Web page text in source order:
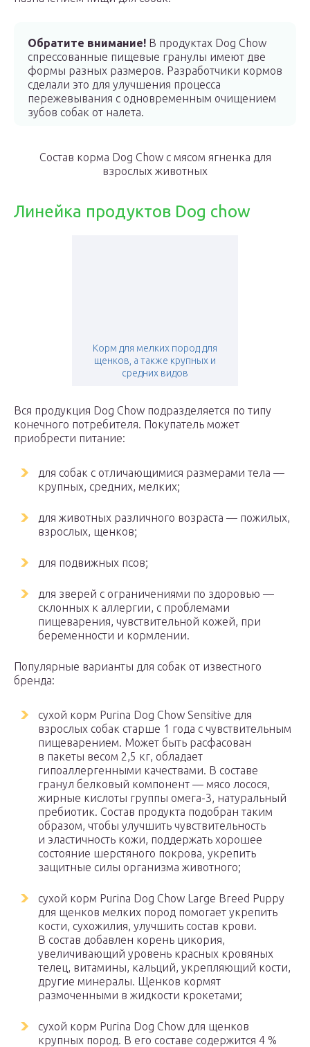
Обратите внимание! В продуктах Dog Chow
спрессованные пищевые гранулы имеют две
формы разных размеров. Разработчики кормов
сделали это для улучшения процесса
пережевывания с одновременным очищением
зубов собак от налета.
Состав корма Dog Chow с мясом ягненка для
взрослых животных
Линейка продуктов Dog chow
Корм для мелких пород для
щенков, а также крупных и
средних видов
Вся продукция Dog Chow подразделяется по типу
конечного потребителя. Покупатель может
приобрести питание:
для собак с отличающимися размерами тела —
крупных, средних, мелких;
для животных различного возраста — пожилых,
взрослых, щенков;
для подвижных псов;
для зверей с ограничениями по здоровью —
склонных к аллергии, с проблемами
пищеварения, чувствительной кожей, при
беременности и кормлении.
Популярные варианты для собак от известного
бренда:
сухой корм Purina Dog Chow Sensitive для
взрослых собак старше 1 года с чувствительным
пищеварением. Может быть расфасован
в пакеты весом 2,5 кг, обладает
гипоаллергенными качествами. В составе
гранул белковый компонент — мясо лосося,
жирные кислоты группы омега-3, натуральный
пребиотик. Состав продукта подобран таким
образом, чтобы улучшить чувствительность
и эластичность кожи, поддержать хорошее
состояние шерстяного покрова, укрепить
защитные силы организма животного;
сухой корм Purina Dog Chow Large Breed Puppy
для щенков мелких пород помогает укрепить
кости, сухожилия, улучшить состав крови.
В состав добавлен корень цикория,
увеличивающий уровень красных кровяных
телец, витамины, кальций, укрепляющий кости,
другие минералы. Щенков кормят
размоченными в жидкости крокетами;
сухой корм Purina Dog Chow для щенков
крупных пород. В его составе содержится 4 %